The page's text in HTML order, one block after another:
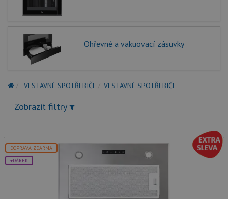
Ohřevné a vakuovací zásuvky
VESTAVNÉ SPOTŘEBIČE VESTAVNÉ SPOTŘEBIČE
Zobrazit filtry
DOPRAVA ZDARMA
+DÁREK